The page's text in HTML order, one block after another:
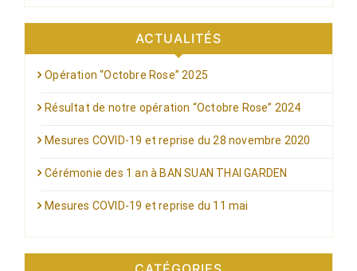
ACTUALITÉS
Opération “Octobre Rose” 2025
Résultat de notre opération “Octobre Rose” 2024
Mesures COVID-19 et reprise du 28 novembre 2020
Cérémonie des 1 an à BAN SUAN THAI GARDEN
Mesures COVID-19 et reprise du 11 mai